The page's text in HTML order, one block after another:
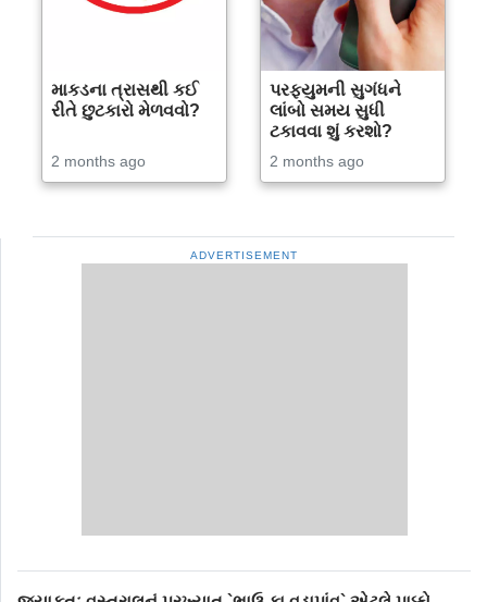
માકડના ત્રાસથી કઈ
રીતે છુટકારો મેળવવો?
2 months ago
પરફ્યુમની સુગંધને
લાંબો સમય સુધી
ટકાવવા શું કરશો?
2 months ago
ADVERTISEMENT